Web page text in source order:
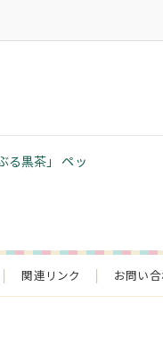
る黒茶」 ペッ
関連リンク お問い合